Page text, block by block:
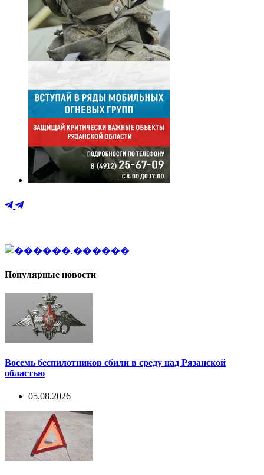
Популярные новости
Восемь беспилотников сбили в среду над Рязанской
областью
05.08.2026